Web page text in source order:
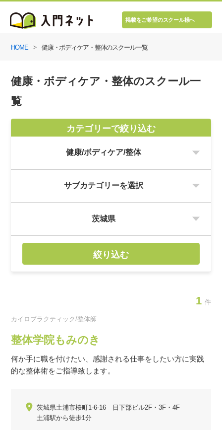
掲載をご希望のスクール様へ
HOME 健康・ボディケア・整体のスクール一覧
健康・ボディケア・整体のスクール一
覧
カテゴリーで絞り込む
絞り込む
1 件
カイロプラクティック/整体師
整体学院もみのき
何か手に職を付けたい、感謝される仕事をしたい方に実践
的な整体術をご指導致します。
茨城県土浦市桜町1-6-16 日下部ビル2F・3F・4F
土浦駅から徒歩1分